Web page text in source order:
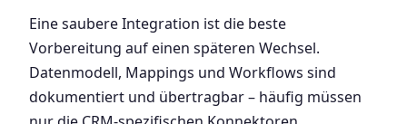
Eine saubere Integration ist die beste
Vorbereitung auf einen späteren Wechsel.
Datenmodell, Mappings und Workflows sind
dokumentiert und übertragbar – häufig müssen